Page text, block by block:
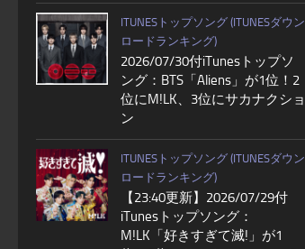
ITUNESトップソング (ITUNESダウン
ロードランキング)
2026/07/30付iTunesトップソ
ング：BTS「Aliens」が1位！2
位にM!LK、3位にサカナクショ
ン
ITUNESトップソング (ITUNESダウン
ロードランキング)
【23:40更新】2026/07/29付
iTunesトップソング：
M!LK「好きすぎて滅!」が1